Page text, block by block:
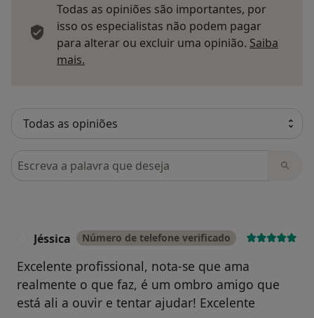
Todas as opiniões são importantes, por
isso os especialistas não podem pagar
para alterar ou excluir uma opinião. Saiba
mais.
Pesquisar em opiniões
Jéssica Número de telefone verificado
Excelente profissional, nota-se que ama
realmente o que faz, é um ombro amigo que
está ali a ouvir e tentar ajudar! Excelente